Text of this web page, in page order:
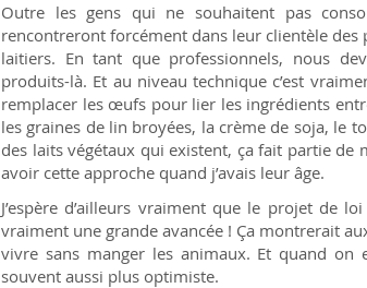
Outre les gens qui ne souhaitent pas
rencontreront forcément dans leur clientèle
laitiers. En tant que professionnels, nous
produits-là. Et au niveau technique c’est
remplacer les œufs pour lier les ingrédients
les graines de lin broyées, la crème de soja, le
des laits végétaux qui existent, ça fait partie de
avoir cette approche quand j’avais leur âge.
J’espère d’ailleurs vraiment que le projet de
vraiment une grande avancée ! Ça montrerait
vivre sans manger les animaux. Et quand
souvent aussi plus optimiste.